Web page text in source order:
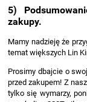
5)
zakupy.
Mamy nadzieję że
temat większych Lin
Prosimy dbajcie o
przed zakupem! Z
tylko się wymarzy,